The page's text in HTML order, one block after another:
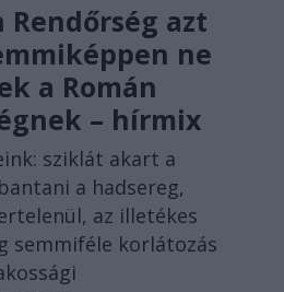
Rendőrség azt
ne
a Román
– hírmix
sziklát akart a
a hadsereg,
az illetékes
semmiféle korlátozás